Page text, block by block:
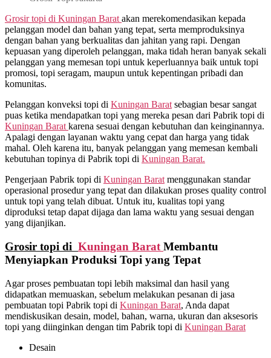
Grosir topi di Kuningan Barat akan merekomendasikan kepada
pelanggan model dan bahan yang tepat, serta memproduksinya
dengan bahan yang berkualitas dan jahitan yang rapi. Dengan
kepuasan yang diperoleh pelanggan, maka tidah heran banyak sekali
pelanggan yang memesan topi untuk keperluannya baik untuk topi
promosi, topi seragam, maupun untuk kepentingan pribadi dan
komunitas.
Pelanggan konveksi topi di Kuningan Barat sebagian besar sangat
puas ketika mendapatkan topi yang mereka pesan dari Pabrik topi di
Kuningan Barat karena sesuai dengan kebutuhan dan keinginannya.
Apalagi dengan layanan waktu yang cepat dan harga yang tidak
mahal. Oleh karena itu, banyak pelanggan yang memesan kembali
kebutuhan topinya di Pabrik topi di Kuningan Barat.
Pengerjaan Pabrik topi di Kuningan Barat menggunakan standar
operasional prosedur yang tepat dan dilakukan proses quality control
untuk topi yang telah dibuat. Untuk itu, kualitas topi yang
diproduksi tetap dapat dijaga dan lama waktu yang sesuai dengan
yang dijanjikan.
Grosir topi di Kuningan Barat Membantu
Menyiapkan Produksi Topi yang Tepat
Agar proses pembuatan topi lebih maksimal dan hasil yang
didapatkan memuaskan, sebelum melakukan pesanan di jasa
pembuatan topi Pabrik topi di Kuningan Barat, Anda dapat
mendiskusikan desain, model, bahan, warna, ukuran dan aksesoris
topi yang diinginkan dengan tim Pabrik topi di Kuningan Barat
Desain